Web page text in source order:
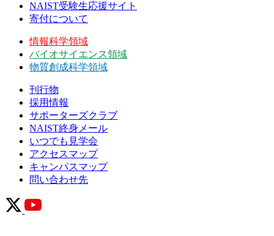
NAIST受験生応援サイト
寄付について
情報科学領域
バイオサイエンス領域
物質創成科学領域
刊行物
採用情報
サポーターズクラブ
NAIST終身メール
いつでも見学会
アクセスマップ
キャンパスマップ
問い合わせ先